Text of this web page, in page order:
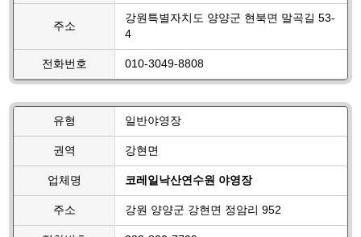
주소
강원특별자치도 양양군 현북면 말곡길 53-
4
전화번호 010-3049-8808
유형 일반야영장
권역 강현면
업체명 코레일낙산연수원 야영장
주소 강원 양양군 강현면 정암리 952